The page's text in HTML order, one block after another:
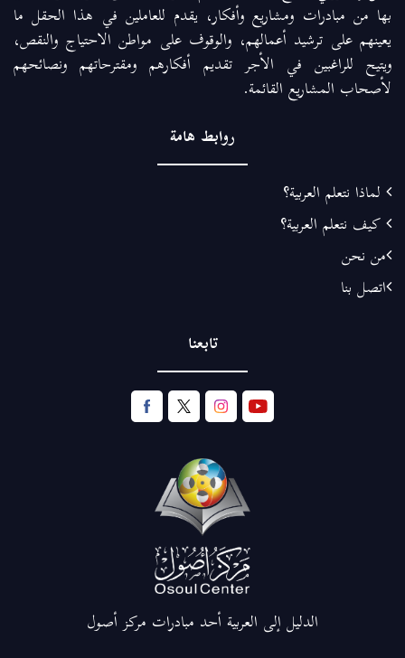
بها من مبادرات ومشاريع وأفكار، يقدم للعاملين في هذا الحقل ما
يعينهم على ترشيد أعمالهم، والوقوف على مواطن الاحتياج والنقص،
ويتيح للراغبين في الأجر تقديم أفكارهم ومقترحاتهم ونصائحهم
لأصحاب المشاريع القائمة.
روابط هامة
لماذا نتعلم العربية؟
كيف نتعلم العربية؟
من نحن
اتصل بنا
تابعنا
الدليل إلى العربية أحد مبادرات مركز أصول